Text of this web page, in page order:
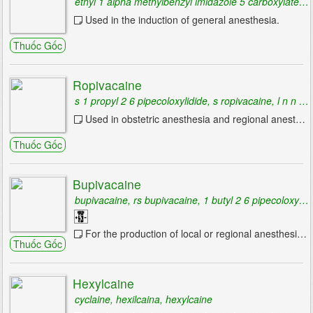
không steroid
Thuốc giảm đau không opioid
Thuốc điều trị Gút
Thuốc chống thoái hóa khớp
Thuốc chống thấp khớp
Thuốc chống loãng xương
Thuốc điều trị xương khớp khác
Thuốc chống viêm khác
Thuốc chống dị ứng & dùng trong các trường
hợp quá mẫn
Thuốc chống dị ứng
Thuốc Gốc
Used in the induction of general anesthesia.
Thuốc Gốc
Ropivacaine
s 1 propyl 2 6 pipecoloxylidide, s ropivacaine, l n n propylpipecolic acid 2 6 xylidide
Used in obstetric anesthesia and regional anesthesia for surgery.
Thuốc Gốc
Bupivacaine
bupivacaine, rs bupivacaine, 1 butyl 2 6 pipecoloxylidide
For the production of local or regional anesthesia or analgesia for surgery, for oral surgery procedures, for diagnostic and therapeutic procedures, and for obstetrical procedures.
Hexylcaine
cyclaine, hexilcaina, hexylcaine